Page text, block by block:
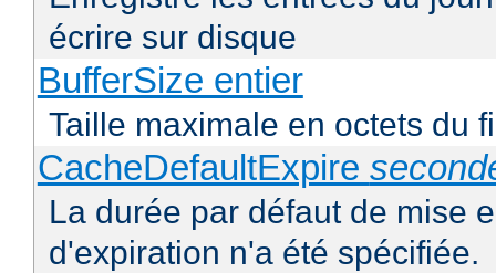
écrire sur disque
BufferSize entier
Taille maximale en octets du
CacheDefaultExpire
La durée par défaut de mise
d'expiration n'a été spécifiée.